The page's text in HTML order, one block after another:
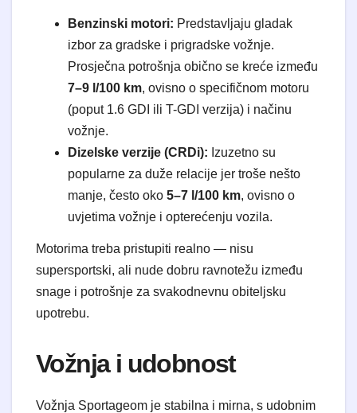
Benzinski motori: Predstavljaju gladak
izbor za gradske i prigradske vožnje.
Prosječna potrošnja obično se kreće između
7–9 l/100 km, ovisno o specifičnom motoru
(poput 1.6 GDI ili T-GDI verzija) i načinu
vožnje.
Dizelske verzije (CRDi): Izuzetno su
popularne za duže relacije jer troše nešto
manje, često oko 5–7 l/100 km, ovisno o
uvjetima vožnje i opterećenju vozila.
​Motorima treba pristupiti realno — nisu
supersportski, ali nude dobru ravnotežu između
snage i potrošnje za svakodnevnu obiteljsku
upotrebu.
​Vožnja i udobnost
​Vožnja Sportageom je stabilna i mirna, s udobnim